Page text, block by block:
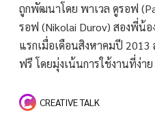
ถูกพัฒนาโดย พาเวล ดูรอฟ
รอฟ (Nikolai Durov) สองพี่น้อ
แรกเมื่อเดือนสิงหาคมปี 2013
ฟรี โดยมุ่งเน้นการใช้งานที่ง่าย
CREATIVE TALK